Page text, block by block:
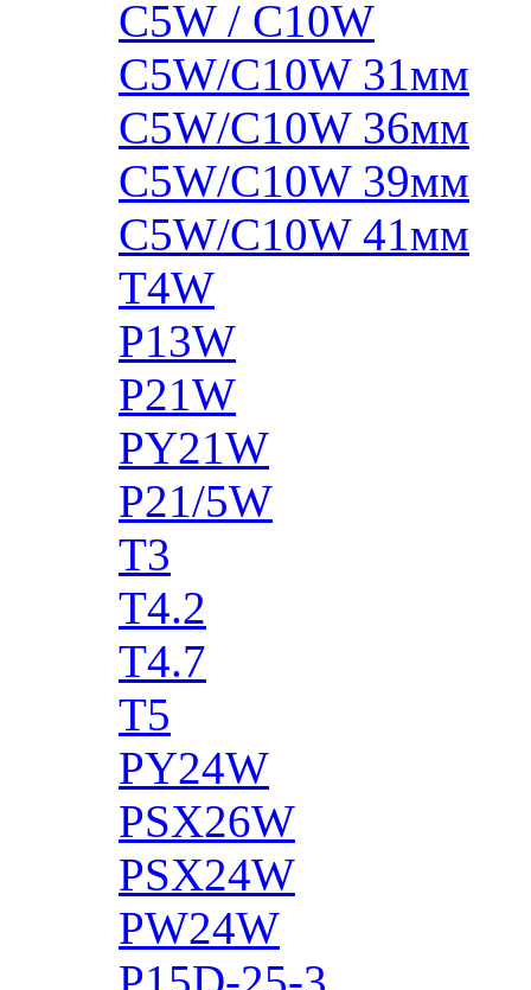
C5W / C10W
C5W/C10W 31мм
C5W/C10W 36мм
C5W/C10W 39мм
C5W/C10W 41мм
T4W
P13W
P21W
PY21W
P21/5W
T3
T4.2
T4.7
T5
PY24W
PSX26W
PSX24W
PW24W